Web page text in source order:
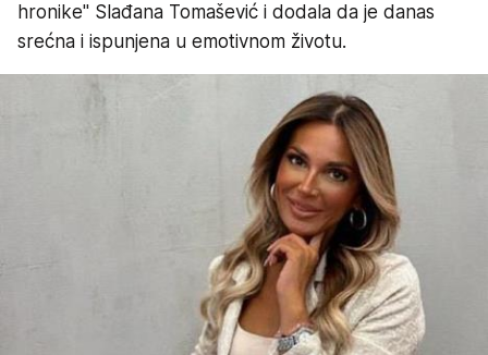
hronike" Slađana Tomašević i dodala da je danas
srećna i ispunjena u emotivnom životu.